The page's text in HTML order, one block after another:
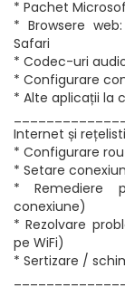
* Pachet
* Browsere
Safari
* Codec-uri
* Configurare
* Alte aplicații la
Internet și
* Configurare
* Setare
* Remediere
conexiune)
* Rezolvare
pe WiFi)
* Sertizare /